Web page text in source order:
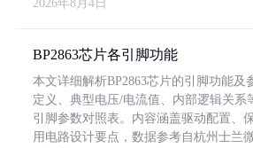
2026年8月4日
BP2863芯片各引脚功能
本文详细解析BP2863芯片的引脚功能及
定义、典型电压/电流值、内部逻辑关系
引脚参数对照表。内容涵盖驱动配置、
用电路设计要点，数据参考自杭州士兰